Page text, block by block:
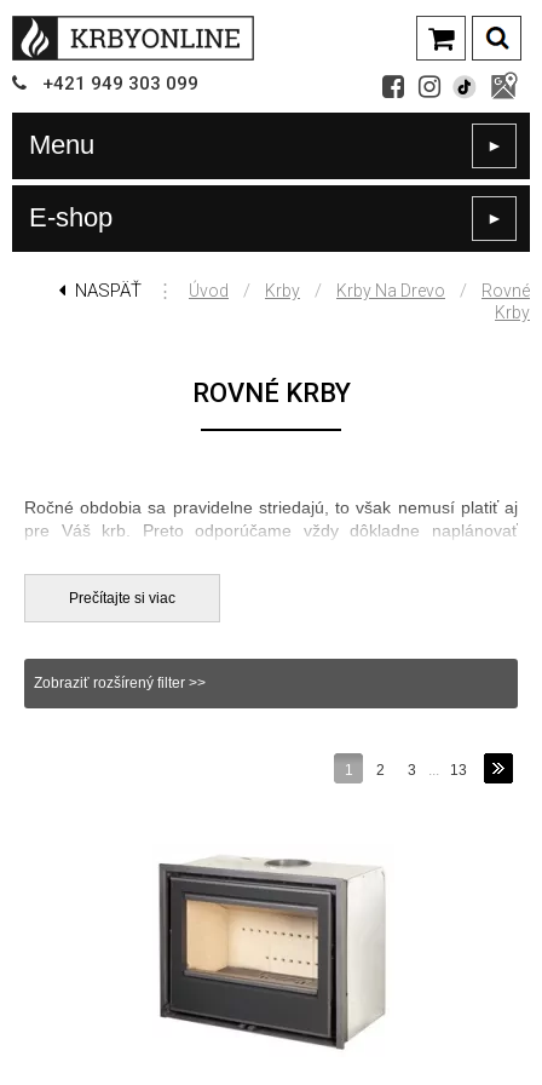
+421 949 303 099
Menu ►
E-shop ►
NASPÄŤ ⋮ Úvod / Krby / Krby Na Drevo /
Rovné
Krby
ROVNÉ KRBY
Ročné obdobia sa pravidelne striedajú, to však nemusí platiť aj
pre Váš krb. Preto odporúčame vždy dôkladne naplánovať
inšpirácienájdete viacero nápadov štýlových krbov, ktoré
pôsobia vždy perfektne a to bez ohľadu na to, v akom ročnom
období sa práve nachádzame. Rovné krbové vložky sú tie
teplovzdušné, alebo teplovodné kúrenie. Okrem týchto možností
existuje aj tzv. akumulácia tepla pomocou takých materiálov,
do priestoru. Akumulačný materiál môže byť aj šamotová tehla,
prírodný kameň (mastenec), alebo mramor. Veľký objem
príjemného sálavého tepla. V prípade, že ide o teplovodný krb
treba vopred myslieť na viacero dôležitých faktorov. Prvým je
dochladzovacia špirála, ktorá zabezpečuje bezpečný chod
krbovej vložky a v prípade potreby dokáže efektívne znížiť
teplotu vody v systéme. Taktiež je potrebná aj elektrická energia
pre ovládacie zariadenie a odporúča sa aj záložný zdroj
v prípade výpadku prúdu. Montáž a inštaláciu by mala
vykonávať len spoločnosť, prípadne osoba s potrebnou
Prečítajte si viac
Zobraziť rozšírený filter >>
1 2 3 ... 13